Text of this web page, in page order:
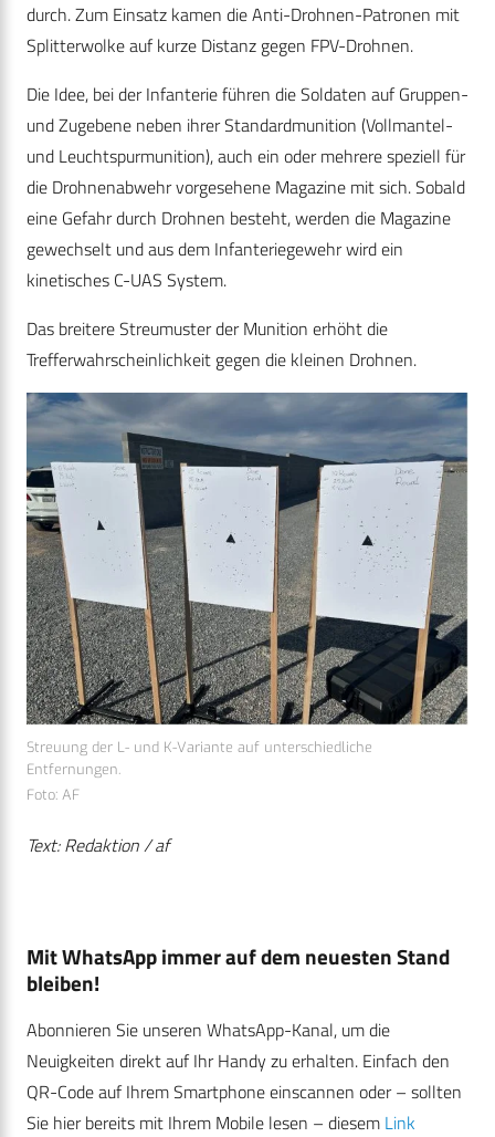
durch. Zum Einsatz kamen die Anti-Drohnen-Patronen mit
Splitterwolke auf kurze Distanz gegen FPV-Drohnen.
Die Idee, bei der Infanterie führen die Soldaten auf Gruppen-
und Zugebene neben ihrer Standardmunition (Vollmantel-
und Leuchtspurmunition), auch ein oder mehrere speziell für
die Drohnenabwehr vorgesehene Magazine mit sich. Sobald
eine Gefahr durch Drohnen besteht, werden die Magazine
gewechselt und aus dem Infanteriegewehr wird ein
kinetisches C-UAS System.
Das breitere Streumuster der Munition erhöht die
Trefferwahrscheinlichkeit gegen die kleinen Drohnen.
Streuung der L- und K-Variante auf unterschiedliche
Entfernungen.
Foto: AF
Text: Redaktion / af
Mit WhatsApp immer auf dem neuesten Stand
bleiben!
Abonnieren Sie unseren WhatsApp-Kanal, um die
Neuigkeiten direkt auf Ihr Handy zu erhalten. Einfach den
QR-Code auf Ihrem Smartphone einscannen oder – sollten
Sie hier bereits mit Ihrem Mobile lesen – diesem Link